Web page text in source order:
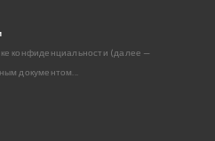
конфиденциальности (далее —
документом...